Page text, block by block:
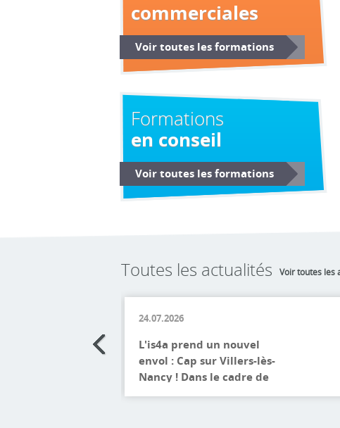
commerciales
Voir toutes les formations
Formations
en conseil
Voir toutes les formations
Toutes les actualités Voir toutes les
24.07.2026
L'is4a prend un nouvel
envol : Cap sur Villers-lès-
Nancy ! Dans le cadre de
son développement et